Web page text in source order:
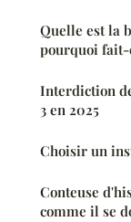
Quelle est la
pourquoi
Interdiction
3 en 2025
Choisir un
Conteuse
comme il se